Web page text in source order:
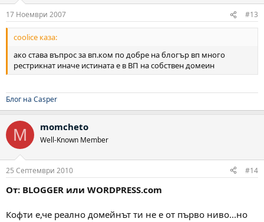
17 Ноември 2007 #13
coolice каза:
ако става въпрос за вп.ком по добре на блогър вп много
рестрикнат иначе истината е в ВП на собствен домеин
Блог на Casper
M momcheto
Well-Known Member
25 Септември 2010 #14
От: BLOGGER или WORDPRESS.com
Кофти е,че реално домейнът ти не е от първо ниво...но